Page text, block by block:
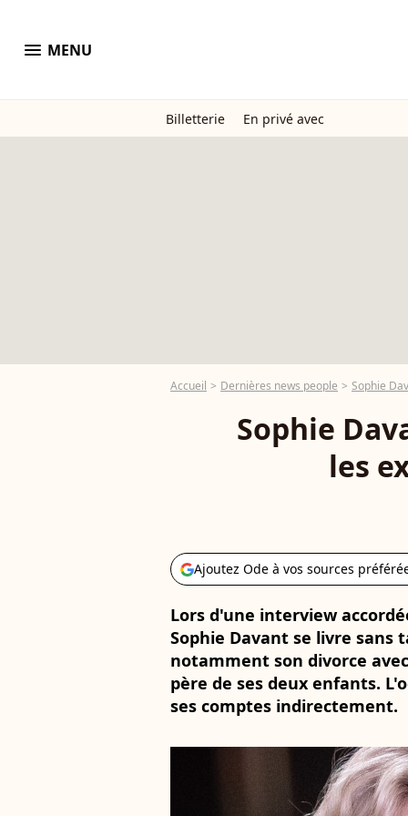
menu MENU
Billetterie En privé avec
Accueil Dernières news people Sophie
Sophie
les
Ajoutez Ode à vos sources
Lors d'une interview
Sophie Davant se livre sans
notamment son divorce
père de ses deux enfants.
ses comptes indirectement.